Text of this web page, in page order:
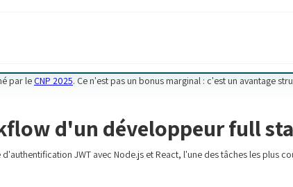
par leCNP 2025. Ce n'est pas un bonus marginal : c'est un avantage
d'un développeur full
JWT avec Node.js et React, l'une des tâches les plus